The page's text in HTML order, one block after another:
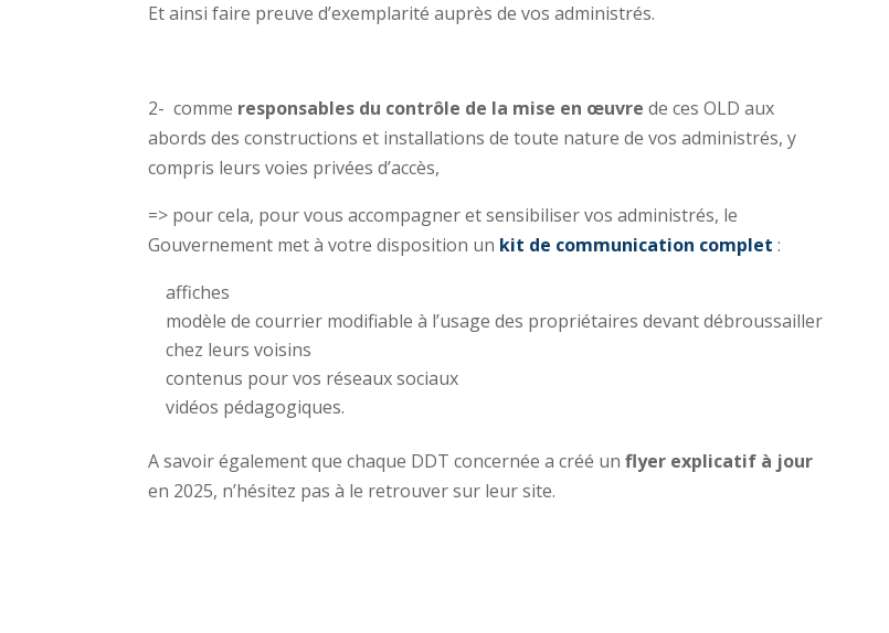
Et ainsi faire preuve d’exemplarité auprès de vos administrés.
2- comme responsables du contrôle de la mise en œuvre de ces OLD aux
abords des constructions et installations de toute nature de vos administrés, y
compris leurs voies privées d’accès,
=> pour cela, pour vous accompagner et sensibiliser vos administrés, le
Gouvernement met à votre disposition un kit de communication complet :
affiches
modèle de courrier modifiable à l’usage des propriétaires devant débroussailler
chez leurs voisins
contenus pour vos réseaux sociaux
vidéos pédagogiques.
A savoir également que chaque DDT concernée a créé unflyer explicatif à jour
en 2025, n’hésitez pas à le retrouver sur leur site.